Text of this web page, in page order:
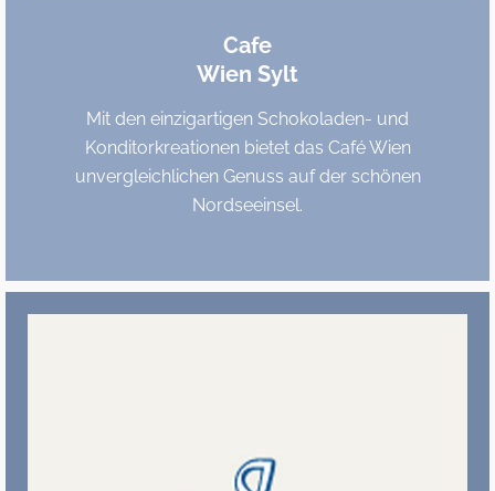
Cafe
Wien Sylt
Mit den einzigartigen Schokoladen- und
Konditorkreationen bietet das Café Wien
unvergleichlichen Genuss auf der schönen
Nordseeinsel.